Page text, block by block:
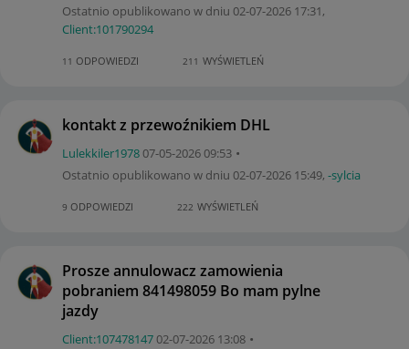
Ostatnio opublikowano w dniu ‎02-07-2026 17:31,
Client:101790294
11 ODPOWIEDZI 211 WYŚWIETLEŃ
kontakt z przewoźnikiem DHL
Lulekkiler1978‎07-05-202609:53
Ostatnio opublikowano w dniu ‎02-07-2026 15:49, -sylcia
9 ODPOWIEDZI 222 WYŚWIETLEŃ
Prosze annulowacz zamowienia
pobraniem 841498059 Bo mam pylne
jazdy
Client:107478147‎02-07-2026 13:08